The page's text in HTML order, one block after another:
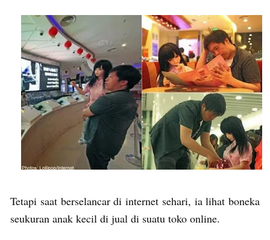
Tetapi saat berselancar di internet sehari, ia lihat boneka
seukuran anak kecil di jual di suatu toko online.